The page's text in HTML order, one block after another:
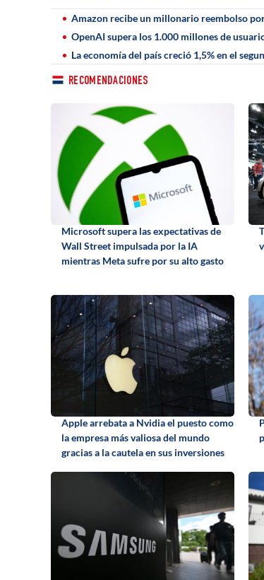
Amazon recibe un millonario reembolso
OpenAI supera los 1.000 millones de
La economía del país creció 1,5% en el
RECOMENDACIONES
Microsoft supera las expectativas de
Wall Street impulsada por la IA
mientras Meta sufre por su alto gasto
Apple arrebata a Nvidia el puesto como
la empresa más valiosa del mundo
gracias a la cautela en sus inversiones